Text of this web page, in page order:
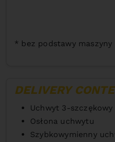
* bez podstawy maszyny
DELIVERY
Uchwyt 3-
Osłona uchwytu
Szybkowymienny